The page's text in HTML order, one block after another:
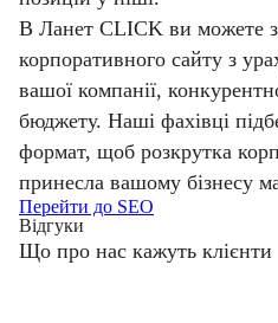
В Ланет CLICK ви можете
корпоративного сайту з
вашої компанії,
бюджету. Наші фахівці
формат, щоб розкрутка
принесла вашому бізнесу
Перейти до SEO
Відгуки
Що про нас кажуть клієнти